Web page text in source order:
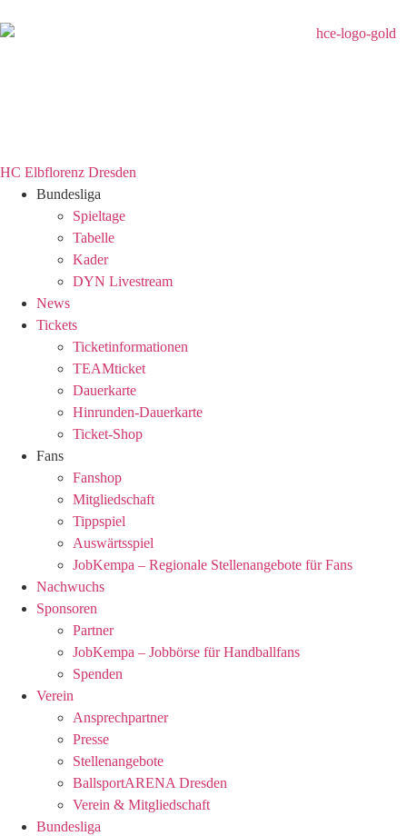
HC Elbflorenz Dresden
Bundesliga
Spieltage
Tabelle
Kader
DYN Livestream
News
Tickets
Ticketinformationen
TEAMticket
Dauerkarte
Hinrunden-Dauerkarte
Ticket-Shop
Fans
Fanshop
Mitgliedschaft
Tippspiel
Auswärtsspiel
JobKempa – Regionale Stellenangebote für Fans
Nachwuchs
Sponsoren
Partner
JobKempa – Jobbörse für Handballfans
Spenden
Verein
Ansprechpartner
Presse
Stellenangebote
BallsportARENA Dresden
Verein & Mitgliedschaft
Bundesliga